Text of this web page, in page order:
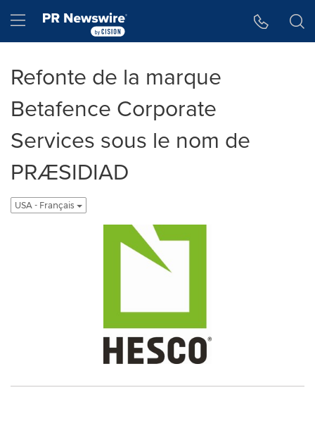
Hamburger menu
Refonte de la marque
Betafence Corporate
Services sous le nom de
PRÆSIDIAD
USA - Français